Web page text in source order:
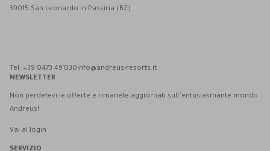
39015 San Leonardo in Passiria (BZ)
Tel. +39 0473 491330info@andreus-resorts.it
NEWSLETTER
Non perdetevi le offerte e rimanete aggiornati sull’entusiasmante mondo
Andreus!
Vai al login
SERVIZIO